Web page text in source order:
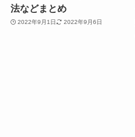
法などまとめ
2022年9月1日 2022年9月6日